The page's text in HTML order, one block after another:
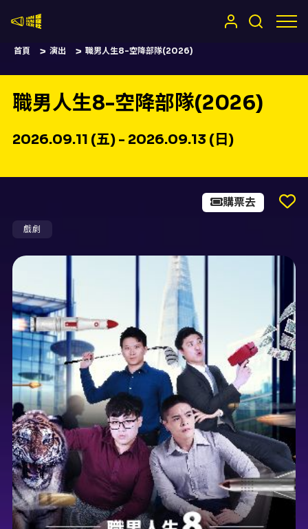
首頁 演出 職男人生8-空降部隊(2026)
職男人生8-空降部隊(2026)
2026.09.11 (五) - 2026.09.13 (日)
戲劇
購票去